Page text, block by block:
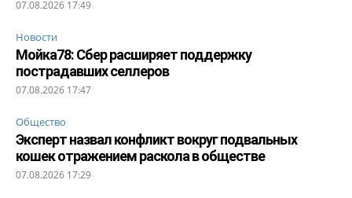
07.08.2026 17:49
Новости
Мойка78: Сбер расширяет поддержку
пострадавших селлеров
07.08.2026 17:47
Общество
Эксперт назвал конфликт вокруг подвальных
кошек отражением раскола в обществе
07.08.2026 17:29